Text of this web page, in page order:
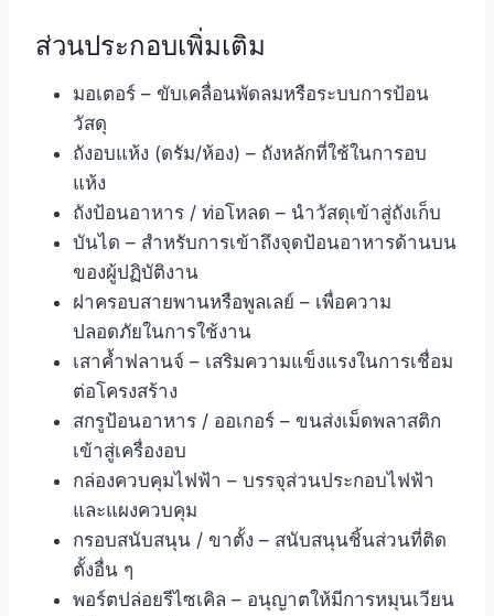
ส่วนประกอบเพิ่มเติม
มอเตอร์ – ขับเคลื่อนพัดลมหรือระบบการป้อน
วัสดุ
ถังอบแห้ง (ดรัม/ห้อง) – ถังหลักที่ใช้ในการอบ
แห้ง
ถังป้อนอาหาร / ท่อโหลด – นำวัสดุเข้าสู่ถังเก็บ
บันได – สำหรับการเข้าถึงจุดป้อนอาหารด้านบน
ของผู้ปฏิบัติงาน
ฝาครอบสายพานหรือพูลเลย์ – เพื่อความ
ปลอดภัยในการใช้งาน
เสาค้ำฟลานจ์ – เสริมความแข็งแรงในการเชื่อม
ต่อโครงสร้าง
สกรูป้อนอาหาร / ออเกอร์ – ขนส่งเม็ดพลาสติก
เข้าสู่เครื่องอบ
กล่องควบคุมไฟฟ้า – บรรจุส่วนประกอบไฟฟ้า
และแผงควบคุม
กรอบสนับสนุน / ขาตั้ง – สนับสนุนชิ้นส่วนที่ติด
ตั้งอื่น ๆ
พอร์ตปล่อยรีไซเคิล – อนุญาตให้มีการหมุนเวียน